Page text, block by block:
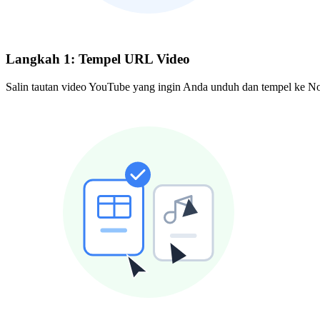
Langkah 1: Tempel URL Video
Salin tautan video YouTube yang ingin Anda unduh dan tempel ke